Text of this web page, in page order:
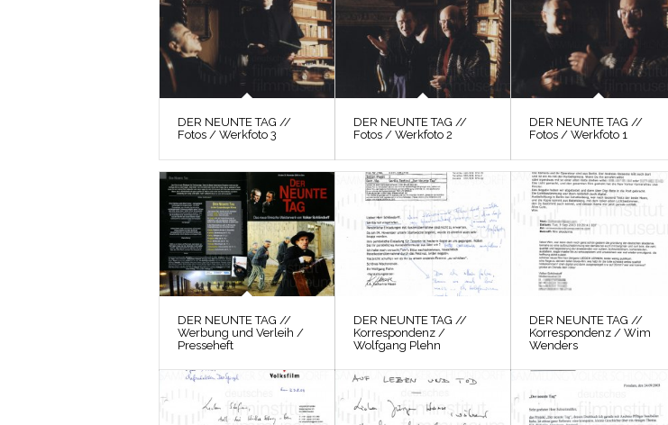
DER NEUNTE TAG //
Fotos / Werkfoto 3
DER NEUNTE TAG //
Fotos / Werkfoto 2
DER NEUNTE TAG //
Fotos / Werkfoto 1
DER NEUNTE TAG //
Werbung und Verleih /
Presseheft
DER NEUNTE TAG //
Korrespondenz /
Wolfgang Plehn
DER NEUNTE TAG //
Korrespondenz / Wim
Wenders